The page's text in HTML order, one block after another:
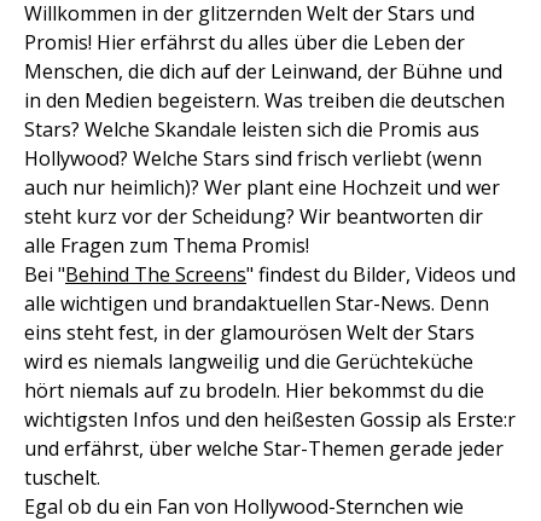
Willkommen in der glitzernden Welt der Stars und
Promis! Hier erfährst du alles über die Leben der
Menschen, die dich auf der Leinwand, der Bühne und
in den Medien begeistern. Was treiben die deutschen
Stars? Welche Skandale leisten sich die Promis aus
Hollywood? Welche Stars sind frisch verliebt (wenn
auch nur heimlich)? Wer plant eine Hochzeit und wer
steht kurz vor der Scheidung? Wir beantworten dir
alle Fragen zum Thema Promis!
Bei "Behind The Screens" findest du Bilder, Videos und
alle wichtigen und brandaktuellen Star-News. Denn
eins steht fest, in der glamourösen Welt der Stars
wird es niemals langweilig und die Gerüchteküche
hört niemals auf zu brodeln. Hier bekommst du die
wichtigsten Infos und den heißesten Gossip als Erste:r
und erfährst, über welche Star-Themen gerade jeder
tuschelt.
Egal ob du ein Fan von Hollywood-Sternchen wie